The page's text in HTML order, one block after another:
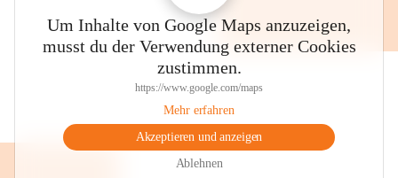
Um Inhalte von Google Maps anzuzeigen,
musst du der Verwendung externer Cookies
zustimmen.
https://www.google.com/maps
Mehr erfahren
Akzeptieren und anzeigen
Ablehnen